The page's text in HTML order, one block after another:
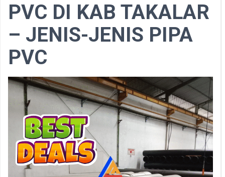
PVC DI KAB TAKALAR
– JENIS-JENIS PIPA
PVC